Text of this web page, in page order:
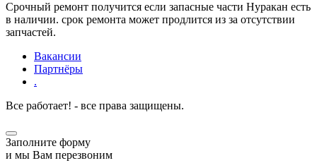
Срочный ремонт получится если запасные части Hуракан есть
в наличии. срок ремонта может продлится из за отсутствии
запчастей.
Вакансии
Партнёры
.
Все работает! - все права защищены.
Заполните форму
и мы Вам перезвоним